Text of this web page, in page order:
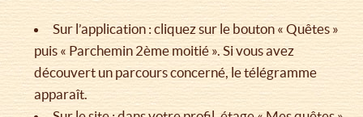
Sur l’application : cliquez sur le bouton « Quêtes »
puis « Parchemin 2ème moitié ». Si vous avez
découvert un parcours concerné, le télégramme
apparaît.